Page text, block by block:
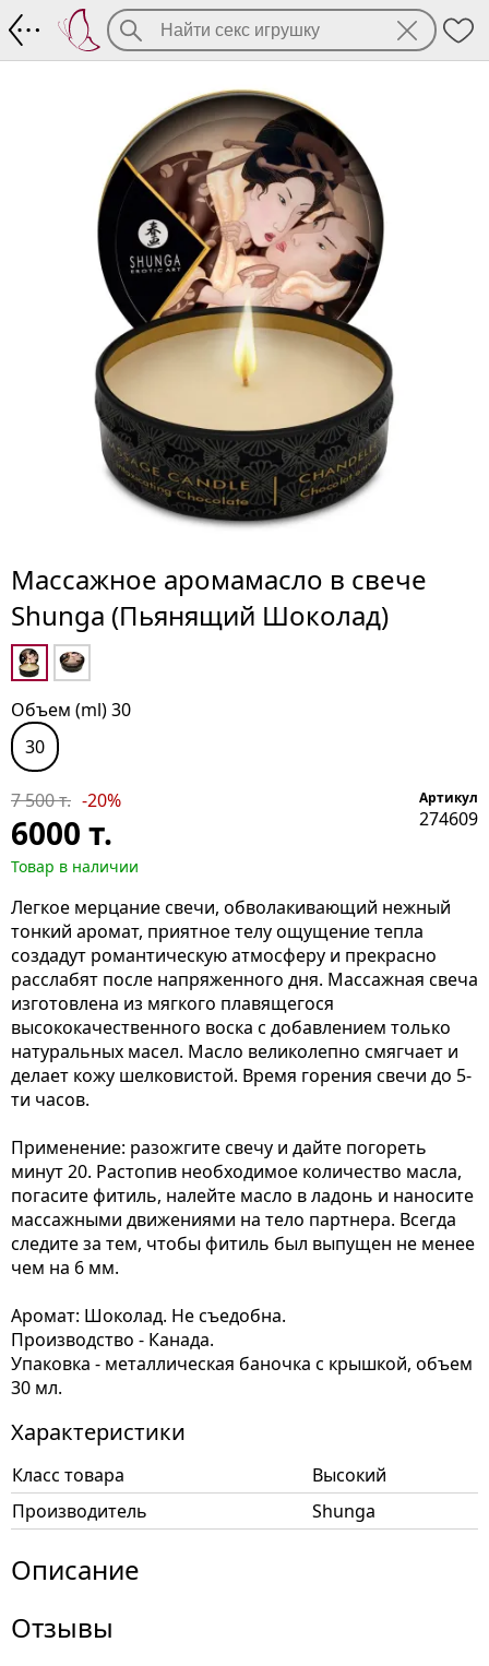
Массажное аромамасло в свече
Shunga (Пьянящий Шоколад)
Объем (ml) 30
30
7 500 т. -20%
6000 т.
Товар в наличии
Артикул
274609
Легкое мерцание свечи, обволакивающий нежный
тонкий аромат, приятное телу ощущение тепла
создадут романтическую атмосферу и прекрасно
расслабят после напряженного дня. Массажная свеча
изготовлена из мягкого плавящегося
высококачественного воска с добавлением только
натуральных масел. Масло великолепно смягчает и
делает кожу шелковистой. Время горения свечи до 5-
ти часов.
Применение: разожгите свечу и дайте погореть
минут 20. Растопив необходимое количество масла,
погасите фитиль, налейте масло в ладонь и наносите
массажными движениями на тело партнера. Всегда
следите за тем, чтобы фитиль был выпущен не менее
чем на 6 мм.
Аромат: Шоколад. Не съедобна.
Производство - Канада.
Упаковка - металлическая баночка с крышкой, объем
30 мл.
Характеристики
Класс товара
Высокий
Производитель
Shunga
Описание
Отзывы
Массажное аромамасло в свече